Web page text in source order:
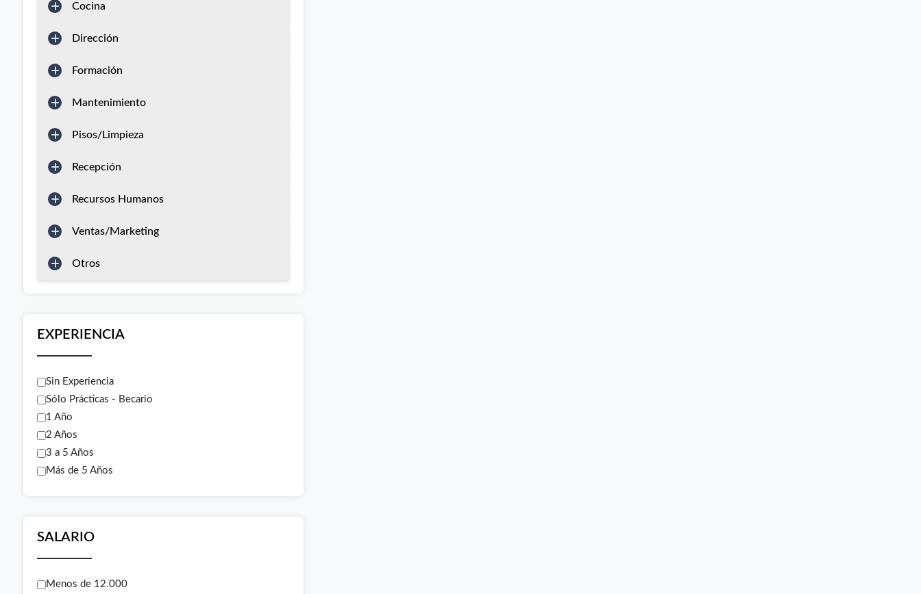
Cocina
Dirección
Formación
Mantenimiento
Pisos/Limpieza
Recepción
Recursos Humanos
Ventas/Marketing
Otros
EXPERIENCIA
Sin Experiencia
Sólo Prácticas - Becario
1 Año
2 Años
3 a 5 Años
Más de 5 Años
SALARIO
Menos de 12.000